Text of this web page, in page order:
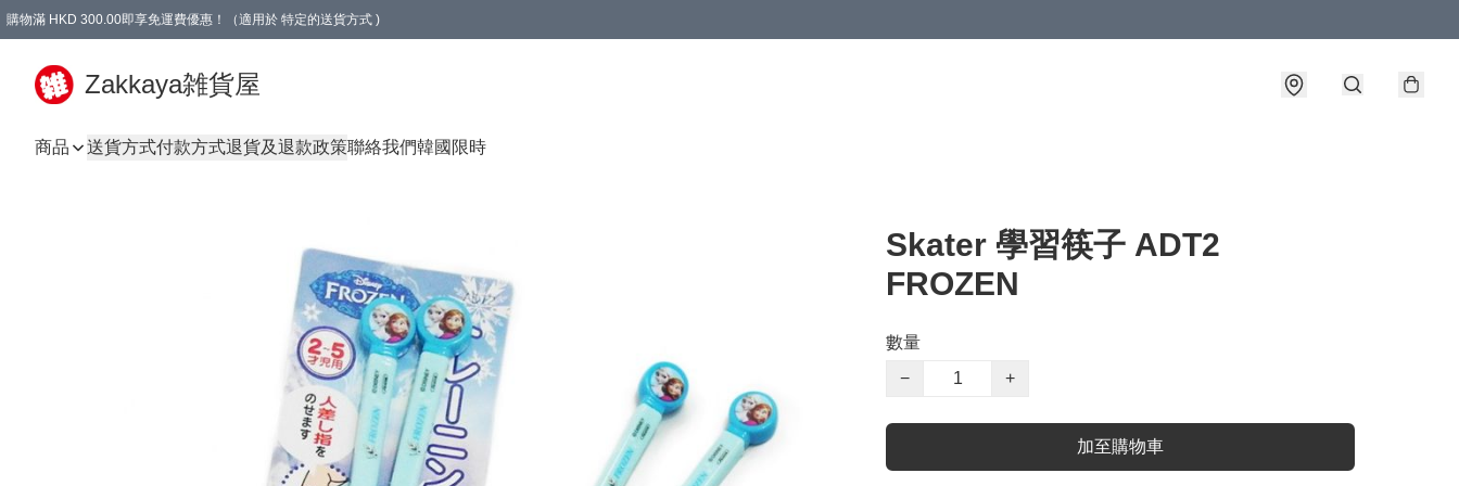
購物滿 HKD 300.00即享免運費優惠！（適用於 特定的送貨方式 )
Zakkaya雑貨屋
商品 送貨方式付款方式退貨及退款政策聯絡我們韓國限時
Skater 學習筷子 ADT2
FROZEN
數量
−
+
加至購物車